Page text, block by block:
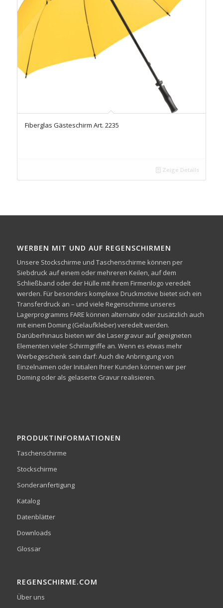
Fiberglas Gästeschirm Art. 2235
Zeige Details
WERBEN MIT UND AUF REGENSCHIRMEN
Unsere Stockschirme und Taschenschirme können per
Siebdruck auf einem oder mehreren Keilen, auf dem
Schließband oder der Hülle mit ihrem Firmenlogo veredelt
werden. Für besonders komplexe Druckmotive bietet sich ein
Transferdruck an – und viele Regenschirme unseres
Lagerprogramms FARE können alternativ oder zusätzlich auch
mit einem Doming (Gelaufkleber) veredelt werden.
Darüberhinaus bieten wir die Lasergravur auf geeigneten
Elementen vieler Schirmgriffe an. Wenn es etwas mehr
Werbegeschenk sein darf: Auch die Anbringung von
Einzelnamen oder Initialen Ihrer Kunden können wir per
Doming oder als gelaserte Gravur realisieren.
PRODUKTINFORMATIONEN
Taschenschirme
Stockschirme
Sonderanfertigung
Katalog
Datenblätter
Downloads
Glossar
REGENSCHIRME.COM
Über uns